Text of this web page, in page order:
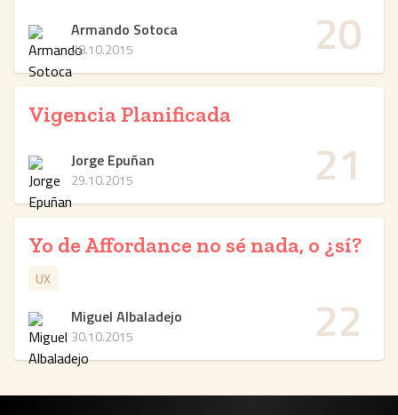
20
Armando Sotoca
28.10.2015
21
Vigencia Planificada
Jorge Epuñan
29.10.2015
22
Yo de Affordance no sé nada, o ¿sí?
UX
Miguel Albaladejo
30.10.2015